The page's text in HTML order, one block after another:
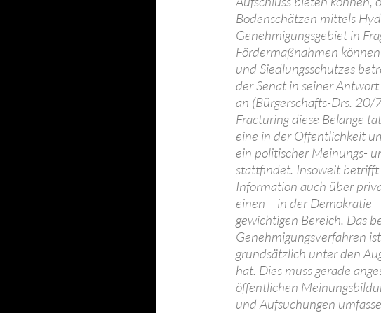
Bodenschätzen mittels
Genehmigungsgebiet in
Fördermaßnahmen
und Siedlungsschutzes
der Senat in seiner
an (Bürgerschafts-Drs.
Fracturing diese Belange
eine in der Öffentlichkeit
ein politischer Meinungs-
stattfindet. Insoweit betrifft
Information auch über
einen – in der Demokratie
gewichtigen Bereich. Das
Genehmigungsverfahren
grundsätzlich unter den
hat. Dies muss gerade
öffentlichen
und Aufsuchungen